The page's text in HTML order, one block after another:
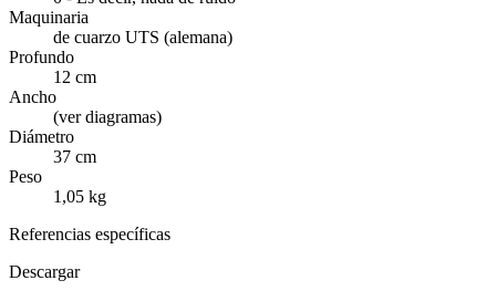
Maquinaria
de cuarzo UTS (alemana)
Profundo
12 cm
Ancho
(ver diagramas)
Diámetro
37 cm
Peso
1,05 kg
Referencias específicas
Descargar